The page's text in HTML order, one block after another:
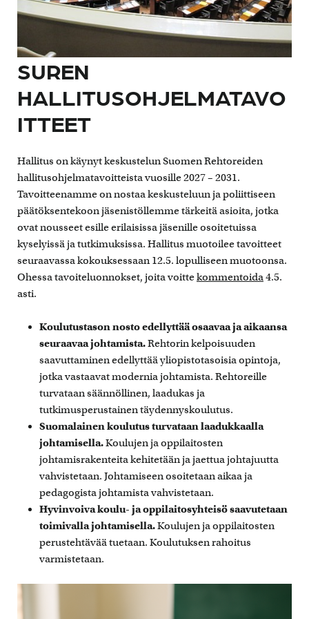
SUREN
HALLITUSOHJELMATAVO
ITTEET
Hallitus on käynyt keskustelun Suomen Rehtoreiden
hallitusohjelmatavoitteista vuosille 2027 – 2031.
Tavoitteenamme on nostaa keskusteluun ja poliittiseen
päätöksentekoon jäsenistöllemme tärkeitä asioita, jotka
ovat nousseet esille erilaisissa jäsenille osoitetuissa
kyselyissä ja tutkimuksissa. Hallitus muotoilee tavoitteet
seuraavassa kokouksessaan 12.5. lopulliseen muotoonsa.
Ohessa tavoiteluonnokset, joita voittekommentoida4.5.
asti.
Koulutustason nosto edellyttää osaavaa ja aikaansa
seuraavaa johtamista.Rehtorin kelpoisuuden
saavuttaminen edellyttää yliopistotasoisia opintoja,
jotka vastaavat modernia johtamista. Rehtoreille
turvataan säännöllinen, laadukas ja
tutkimusperustainen täydennyskoulutus.
Suomalainen koulutus turvataan laadukkaalla
johtamisella.Koulujen ja oppilaitosten
johtamisrakenteita kehitetään ja jaettua johtajuutta
vahvistetaan. Johtamiseen osoitetaan aikaa ja
pedagogista johtamista vahvistetaan.
Hyvinvoiva koulu- ja oppilaitosyhteisö saavutetaan
toimivalla johtamisella.Koulujen ja oppilaitosten
perustehtävää tuetaan. Koulutuksen rahoitus
varmistetaan.